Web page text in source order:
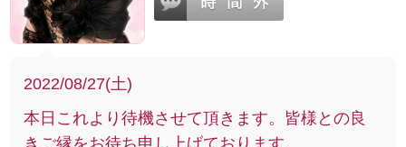
2022/08/27(土)
本日これより待機させて頂きます。皆様との良